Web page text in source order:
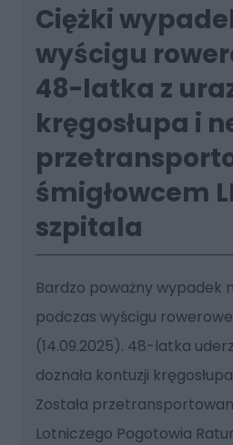
Ciężki
wyścigu
48-latka z
kręgosłupa i
śmigłowcem
szpitala
Bardzo poważny wypadek
podczas wyścigu
(14.09.2025). 48-latka
doznała kontuzji
Została
Lotniczego Pogotowia